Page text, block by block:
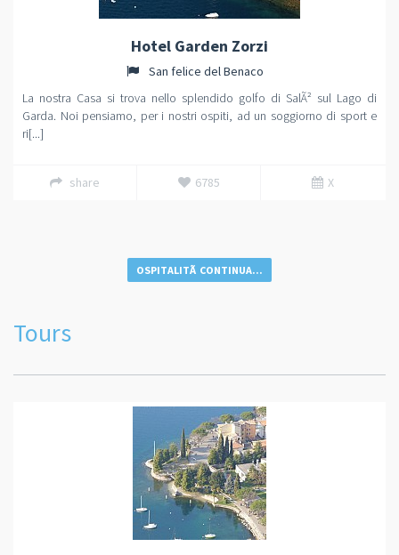
Hotel Garden Zorzi
San felice del Benaco
La nostra Casa si trova nello splendido golfo di SalÃ² sul Lago di
Garda. Noi pensiamo, per i nostri ospiti, ad un soggiorno di sport e
ri[...]
share 6785 X
OSPITALITÃ CONTINUA...
Tours